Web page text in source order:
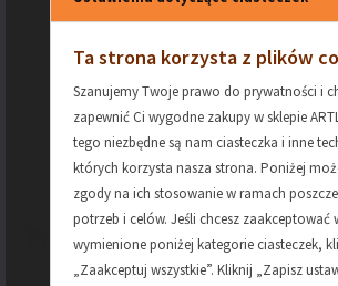
podbicie po
KOLOR beż
PODBICIE filc
Podobne produkty
Ta strona korzysta z plików
Szanujemy Twoje prawo do prywatności i
zapewnić Ci wygodne zakupy w sklepie
tego niezbędne są nam ciasteczka i inne
których korzysta nasza strona. Poniżej
zgody na ich stosowanie w ramach
potrzeb i celów. Jeśli chcesz zaakceptować
wymienione poniżej kategorie ciasteczek,
„Zaakceptuj wszystkie”. Kliknij „Zapisz